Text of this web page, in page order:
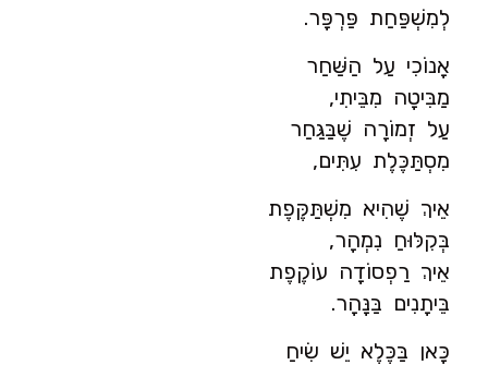
לְמִשְׁפַּחַת פַּרְפָּר.
אָנוֹכִי עַל הַשַּׁחַר
מַבִּיטָה מִבֵּיתִי,
עַל זְמוֹרָה שֶׁבַּגַּחַר
מִסְתַּכֶּלֶת עִתִּים,
אֵיךְ שֶׁהִיא מִשְׁתַּקֶּפֶת
בְּקִלּוּחַ נִמְהָר,
אֵיךְ רַפְסוֹדָה עוֹקֶפֶת
בֵּיתָנִים בַּנָּהָר.
כָּאן בַּכֶּלֶא יֵשׁ שִׂיחַ